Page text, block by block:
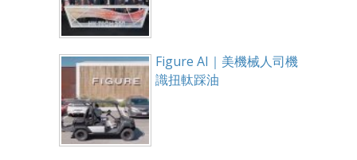
Figure AI｜美機械人司機
識扭軚踩油